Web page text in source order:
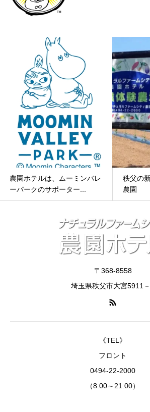
農園ホテルは、ムーミンバレ
ーパークのサポーター...
秩父の
農園
〒368-8558
埼玉県秩父市大宮5911
《TEL》
フロント
0494-22-2000
（8:00～21:00）